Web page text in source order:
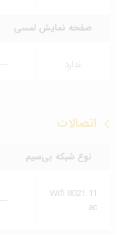
صفحه نمایش لمسی
ندارد
اتصالات
نوع شبکه بی‌سیم
Wifi 8021.11
ac